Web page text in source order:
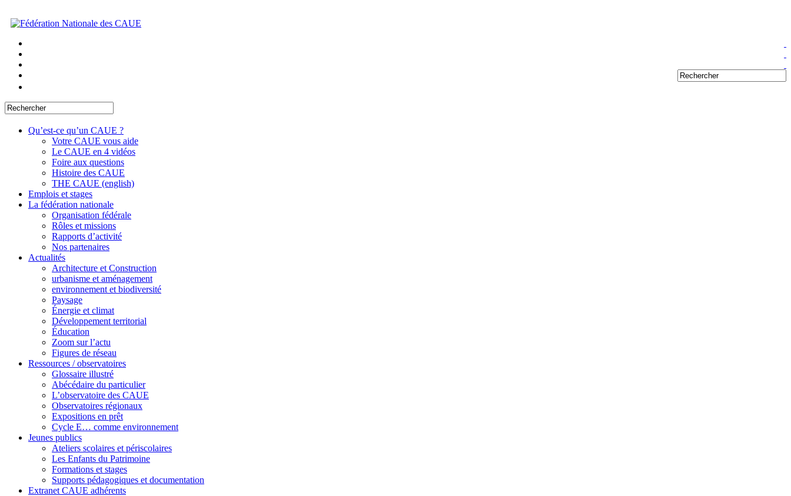
Qu’est-ce qu’un CAUE ?
Votre CAUE vous aide
Le CAUE en 4 vidéos
Foire aux questions
Histoire des CAUE
THE CAUE (english)
Emplois et stages
La fédération nationale
Organisation fédérale
Rôles et missions
Rapports d’activité
Nos partenaires
Actualités
Architecture et Construction
urbanisme et aménagement
environnement et biodiversité
Paysage
Énergie et climat
Développement territorial
Éducation
Zoom sur l’actu
Figures de réseau
Ressources / observatoires
Glossaire illustré
Abécédaire du particulier
L’observatoire des CAUE
Observatoires régionaux
Expositions en prêt
Cycle E… comme environnement
Jeunes publics
Ateliers scolaires et périscolaires
Les Enfants du Patrimoine
Formations et stages
Supports pédagogiques et documentation
Extranet CAUE adhérents